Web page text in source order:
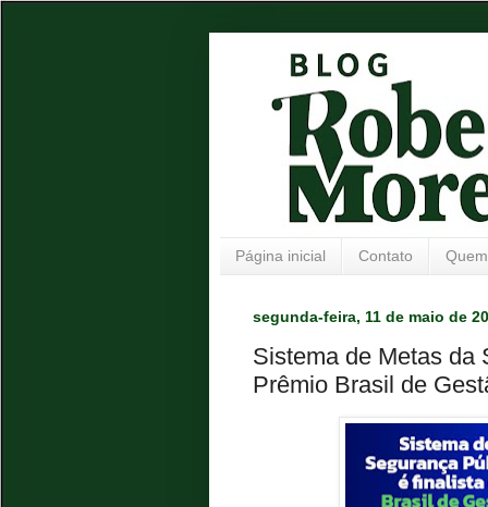
Página inicial Contato
segunda-feira, 11 de maio de
Sistema de Metas da
Prêmio Brasil de